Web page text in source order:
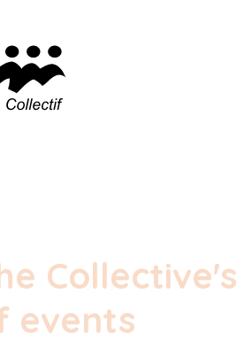
Collective's
events